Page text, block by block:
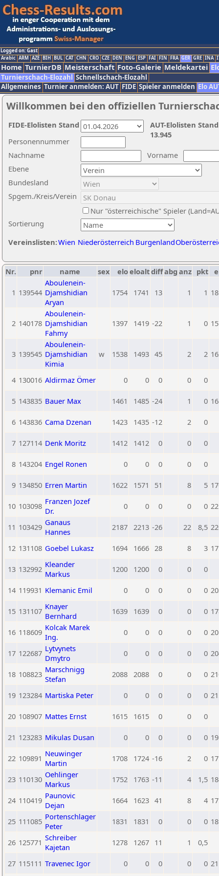
Logged on: Gast
Arabic ARM AZE BIH BUL CAT CHN CRO CZE DEN ENG ESP FAI FIN FRA GER GRE INA
Home TurnierDB Meisterschaft Foto-Galerie Meldekartei
Turnierschach-Elozahl Schnellschach-Elozahl
Allgemeines Turnier anmelden: AUT FIDE Spieler anmelden Elo
Willkommen bei den offiziellen
Nachname
Vorname
Ebene
Sortierung
Personennummer
Bundesland
Spgem./Kreis/Verein
Nur "österreichische" Spieler
Vereinslisten:Wien Niederösterreich Burgenland
AUT-Elolisten
13.945
FIDE-Elolisten Stand
Nr. pnr name sex eloeloaltdiffabg anz pkt
1 139544
Aboulenein-
Djamshidian
Aryan
1754 1741 13 1 1
2 140178
Aboulenein-
Djamshidian
Fahmy
1397 1419 -22 1 0
3 139545
Aboulenein-
Djamshidian
Kimia
w 1538 1493 45 2 2
4 130016 Aldirmaz Ömer 0 0 0 0 0
5 143835 Bauer Max 1461 1485 -24 1 0
6 143836 Cama Dzenan 1423 1435 -12 2 0
7 127114 Denk Moritz 1412 1412 0 0 0
8 143204 Engel Ronen 0 0 0 0 0
9 134850 Erren Martin 1622 1571 51 8 5
10 103098 Franzen Jozef
Dr.
0 0 0 0 0
11 103429 Ganaus
Hannes
2187 2213 -26 22 8,5
12 131108 Goebel Lukasz 1694 1666 28 8 3
13 132992 Kleander
Markus
1200 1200 0 0 0
14 119931 Klemanic Emil 0 0 0 0 0
15 131107 Knayer
Bernhard
1639 1639 0 0 0
16 118609 Kolcak Marek
Ing.
0 0 0 0 0
17 122687 Lytvynets
Dmytro
0 0 0 0 0
18 108823 Marschnigg
Stefan
2088 2088 0 0 0
19 123284 Martiska Peter 0 0 0 0 0
20 108907 Mattes Ernst 1615 1615 0 0 0
21 123283 Mikulas Dusan 0 0 0 0 0
22 109891 Neuwinger
Martin
1708 1724 -16 2 0
23 110130 Oehlinger
Markus
1752 1763 -11 4 1,5
24 110419 Paunovic
Dejan
1664 1623 41 8 4
25 111085 Portenschlager
Peter
1831 1831 0 0 0
26 125771 Schreiber
Kajetan
1278 1267 11 1 0,5
27 115111 Travenec Igor 0 0 0 0 0